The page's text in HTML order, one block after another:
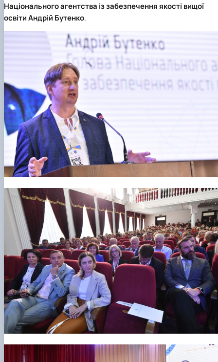
Національного агентства із забезпечення якості вищої
освітиАндрій Бутенко.